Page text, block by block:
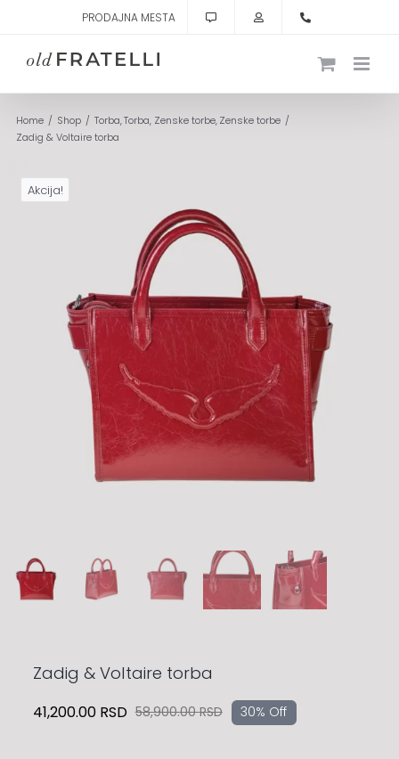
content
PRODAJNA MESTA
Home Shop Torba Torba Zenske torbe Zenske torbe
Zadig & Voltaire torba
Akcija!
Zadig & Voltaire torba
58,900.00RSDOriginalna
41,200.00 RSD
Trenutna
30% Off